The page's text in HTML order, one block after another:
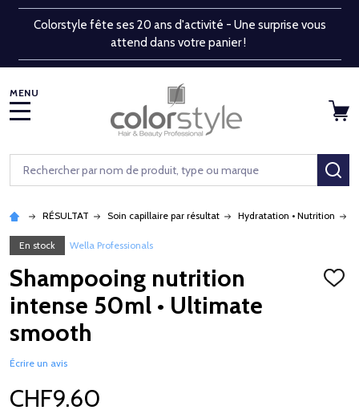
Colorstyle fête ses 20 ans d'activité - Une surprise vous
attend dans votre panier !
Rechercher
RÉSULTAT Soin capillaire par résultat Hydratation • Nutrition
En stock Wella Professionals
Shampooing nutrition
intense 50ml • Ultimate
smooth
Écrire un avis
CHF9.60